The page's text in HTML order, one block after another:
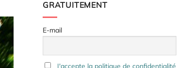
GRATUITEMENT
E-mail
J'accepte la politique de confidentialité